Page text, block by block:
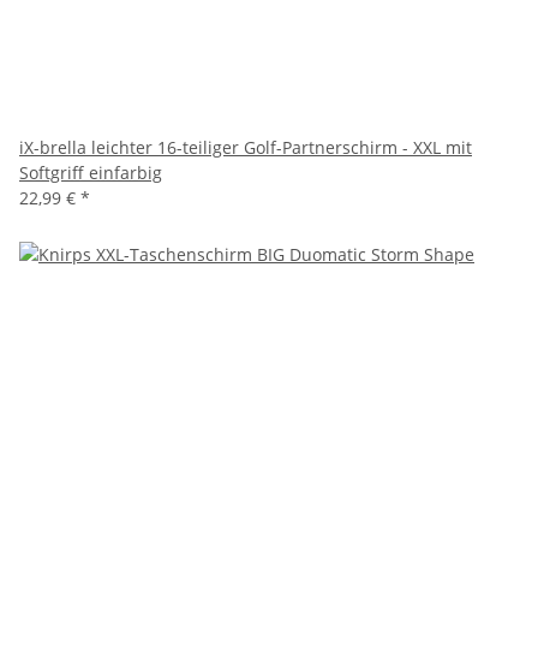
iX-brella leichter 16-teiliger Golf-Partnerschirm - XXL mit
Softgriff einfarbig
22,99 € *